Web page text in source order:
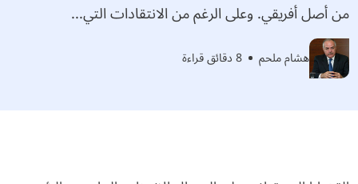
من أصل أفريقي. وعلى الرغم من الانتقادات التي...
هشام ملحم 8 دقائق قراءة